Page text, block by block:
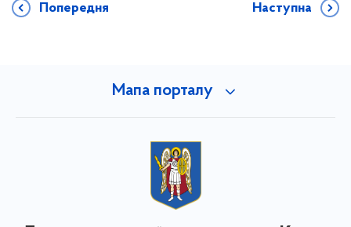
Попередня Наступна
Мапа порталу